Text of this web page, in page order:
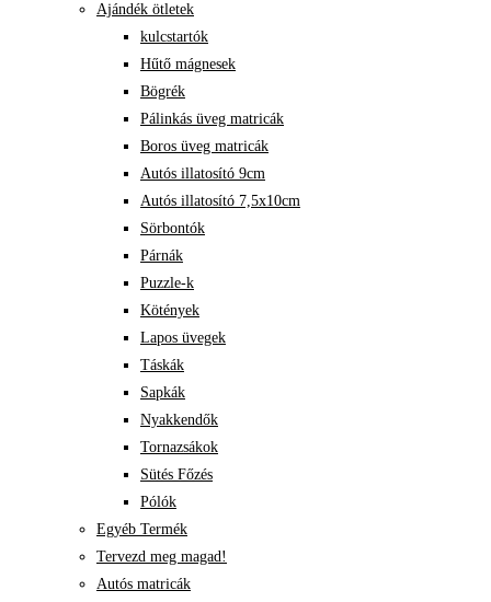
Ajándék ötletek
kulcstartók
Hűtő mágnesek
Bögrék
Pálinkás üveg matricák
Boros üveg matricák
Autós illatosító 9cm
Autós illatosító 7,5x10cm
Sörbontók
Párnák
Puzzle-k
Kötények
Lapos üvegek
Táskák
Sapkák
Nyakkendők
Tornazsákok
Sütés Főzés
Pólók
Egyéb Termék
Tervezd meg magad!
Autós matricák